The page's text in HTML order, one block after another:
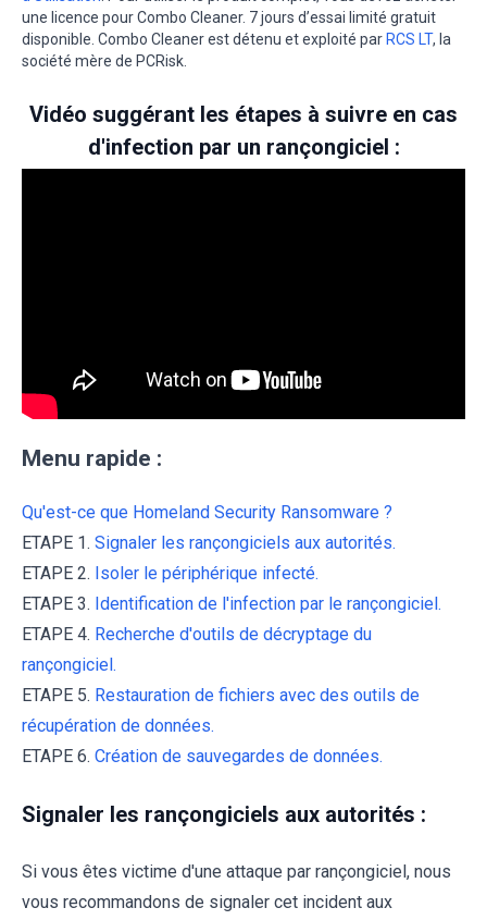
une licence pour Combo Cleaner. 7 jours d’essai limité gratuit
disponible. Combo Cleaner est détenu et exploité par RCS LT, la
société mère de PCRisk.
Vidéo suggérant les étapes à suivre en cas
d'infection par un rançongiciel :
Menu rapide :
Qu'est-ce que Homeland Security Ransomware ?
ETAPE 1. Signaler les rançongiciels aux autorités.
ETAPE 2. Isoler le périphérique infecté.
ETAPE 3. Identification de l'infection par le rançongiciel.
ETAPE 4. Recherche d'outils de décryptage du
rançongiciel.
ETAPE 5. Restauration de fichiers avec des outils de
récupération de données.
ETAPE 6. Création de sauvegardes de données.
Signaler les rançongiciels aux autorités :
Si vous êtes victime d'une attaque par rançongiciel, nous
vous recommandons de signaler cet incident aux